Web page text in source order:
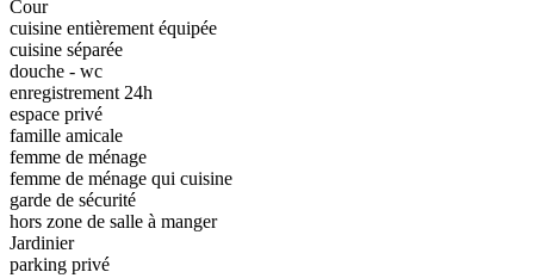
Cour
cuisine entièrement équipée
cuisine séparée
douche - wc
enregistrement 24h
espace privé
famille amicale
femme de ménage
femme de ménage qui cuisine
garde de sécurité
hors zone de salle à manger
Jardinier
parking privé